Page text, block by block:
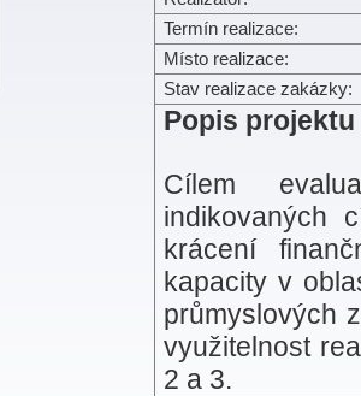
Termín realizace:
Místo realizace:
Stav realizace zakázky:
Popis projektu
Cílem
indikovaných
krácení
kapacity v
průmyslových
využitelnost
2 a 3.